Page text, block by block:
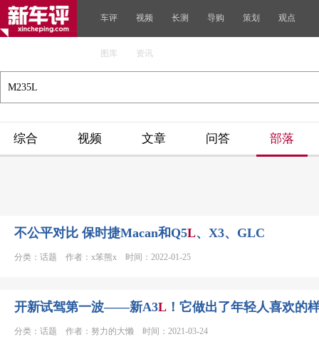
车评 视频 长测 导购 策划 观点
图库 资讯
综合 视频 文章 问答 部落
不公平对比 保时捷Macan和Q5L、X3、GLC
分类：话题 作者：x笨熊x 时间：2022-01-25
开新试驾第一波——新A3L ！它做出了年轻人喜欢的
分类：话题 作者：努力的大懒 时间：2021-03-24